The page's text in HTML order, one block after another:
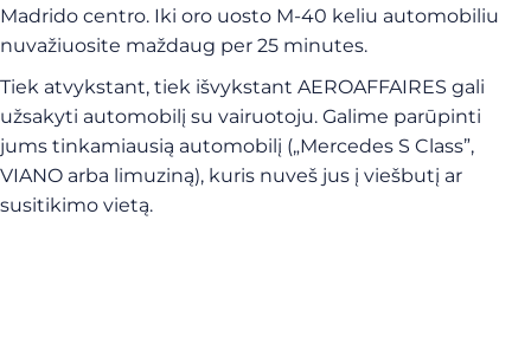
Madrido centro. Iki oro uosto M-40 keliu automobiliu
nuvažiuosite maždaug per 25 minutes.
Tiek atvykstant, tiek išvykstant AEROAFFAIRES gali
užsakyti automobilį su vairuotoju. Galime parūpinti
jums tinkamiausią automobilį („Mercedes S Class”,
VIANO arba limuziną), kuris nuveš jus į viešbutį ar
susitikimo vietą.